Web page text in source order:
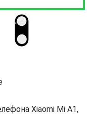
Xiaomi Mi A1,